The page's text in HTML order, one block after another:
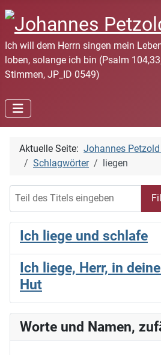
Ich will dem Herrn singen mein
loben, solange ich bin (Psalm
Stimmen, JP_ID 0549)
Aktuelle Seite: Johannes
Schlagwörter
liegen
Ich liege und schlafe
Ich liege, Herr, in
Hut
Worte und Namen,